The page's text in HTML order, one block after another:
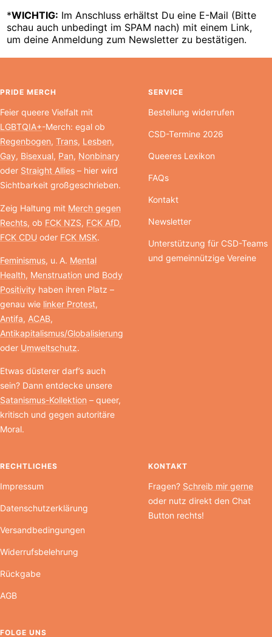
*WICHTIG: Im Anschluss erhältst Du eine E-Mail (Bitte
schau auch unbedingt im SPAM nach) mit einem Link,
um deine Anmeldung zum Newsletter zu bestätigen.
PRIDE MERCH
Feier queere Vielfalt mit
LGBTQIA+-Merch: egal ob
Regenbogen, Trans, Lesben,
Gay, Bisexual, Pan, Nonbinary
oder Straight Allies – hier wird
Sichtbarkeit großgeschrieben.
Zeig Haltung mit Merch gegen
Rechts, ob FCK NZS, FCK AfD,
FCK CDU oder FCK MSK.
Feminismus, u. A. Mental
Health, Menstruation und Body
Positivity haben ihren Platz –
genau wie linker Protest,
Antifa, ACAB,
Antikapitalismus/Globalisierung
oder Umweltschutz.
Etwas düsterer darf’s auch
sein? Dann entdecke unsere
Satanismus-Kollektion – queer,
kritisch und gegen autoritäre
Moral.
SERVICE
Bestellung widerrufen
CSD-Termine 2026
Queeres Lexikon
FAQs
Kontakt
Newsletter
Unterstützung für CSD-Teams
und gemeinnützige Vereine
RECHTLICHES
Impressum
Datenschutzerklärung
Versandbedingungen
Widerrufsbelehrung
Rückgabe
AGB
KONTAKT
Fragen? Schreib mir gerne
oder nutz direkt den Chat
Button rechts!
FOLGE UNS